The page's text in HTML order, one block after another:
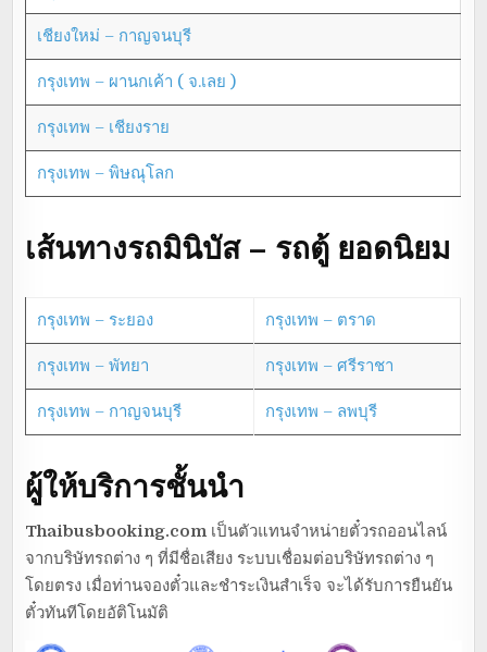
เชียงใหม่ – กาญจนบุรี
กรุงเทพ – ผานกเค้า ( จ.เลย )
กรุงเทพ – เชียงราย
กรุงเทพ – พิษณุโลก
เส้นทางรถมินิบัส – รถตู้ ยอดนิยม
กรุงเทพ – ระยอง กรุงเทพ – ตราด
กรุงเทพ – พัทยา กรุงเทพ – ศรีราชา
กรุงเทพ – กาญจนบุรี กรุงเทพ – ลพบุรี
ผู้ให้บริการชั้นนำ
Thaibusbooking.com เป็นตัวแทนจำหน่ายตั๋วรถออนไลน์
จากบริษัทรถต่าง ๆ ที่มีชื่อเสียง ระบบเชื่อมต่อบริษัทรถต่าง ๆ
โดยตรง เมื่อท่านจองตั๋วและชำระเงินสำเร็จ จะได้รับการยืนยัน
ตั๋วทันทีโดยอัติโนมัติ